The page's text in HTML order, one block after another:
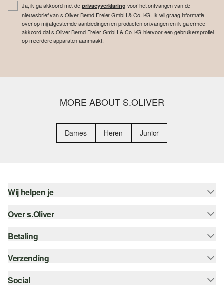
Ja, ik ga akkoord met de privacyverklaring voor het ontvangen van de
nieuwsbrief van s.Oliver Bernd Freier GmbH & Co. KG. Ik wil graag informatie
over op mij afgestemde aanbiedingen en producten ontvangen en ik ga ermee
akkoord dat s.Oliver Bernd Freier GmbH & Co. KG hiervoor een gebruikersprofiel
op meerdere apparaten aanmaakt.
MORE ABOUT S.OLIVER
Dames Heren Junior
Wij helpen je
Help - FAQ
Top categorieën
Over s.Oliver
Nieuwsbrief
Betaling
Koop op rekening
Verzending
Track & Trace
Social